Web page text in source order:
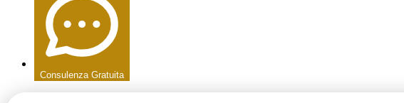
Consulenza Gratuita